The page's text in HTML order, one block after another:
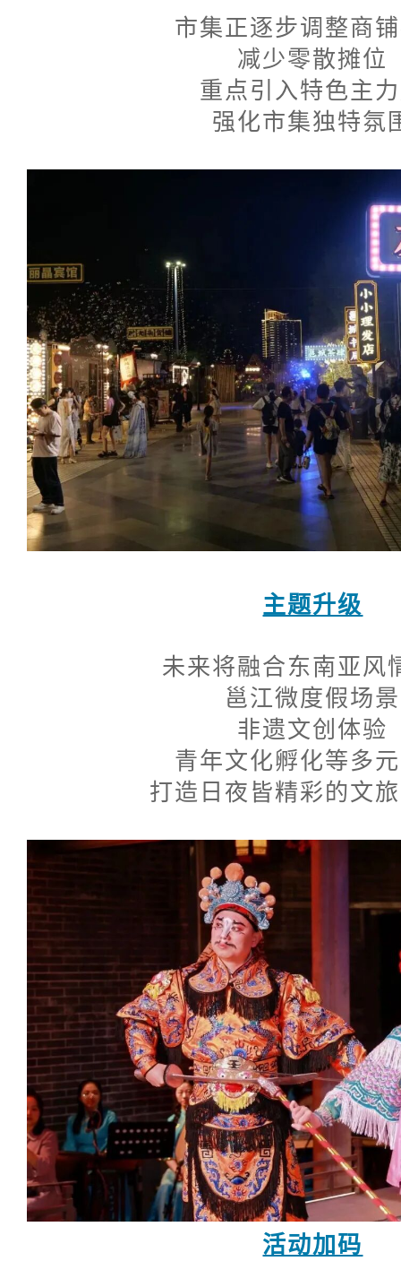
市集正逐步调整商
减少零散摊位
重点引入特色主
强化市集独特氛
主题升级
未来将融合东南亚风
邕江微度假场景
非遗文创体验
青年文化孵化等多
打造日夜皆精彩的文
活动加码